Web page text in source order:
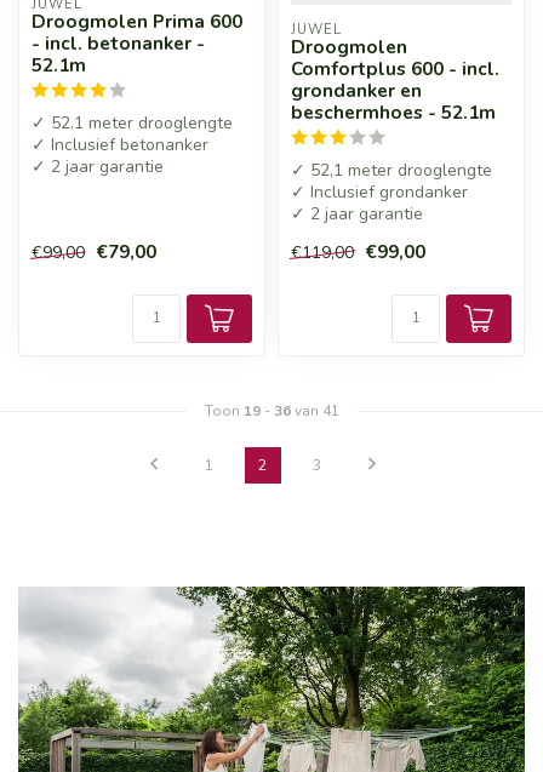
JUWEL
Droogmolen Prima 600
- incl. betonanker -
52.1m
✓ 52.1 meter drooglengte
✓ Inclusief betonanker
✓ 2 jaar garantie
€99,00 €79,00
JUWEL
Droogmolen
Comfortplus 600 - incl.
grondanker en
beschermhoes - 52.1m
✓ 52,1 meter drooglengte
✓ Inclusief grondanker
✓ 2 jaar garantie
€119,00 €99,00
Toon 19- 36van 41
1 2 3